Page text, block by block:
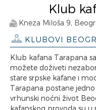
Klub
Kneza Miloša 9,
KLUBOVI
Klub kafana Tarapana
možete doživeti
stare srpske kafane i
Tarapana postane
vrhunski noćni život
kafanskog provoda su u